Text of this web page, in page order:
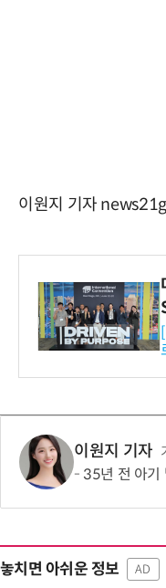
이원지 기자
이원지 기자
35년 전 아기 납치한
놓치면 아쉬운 정보 AD